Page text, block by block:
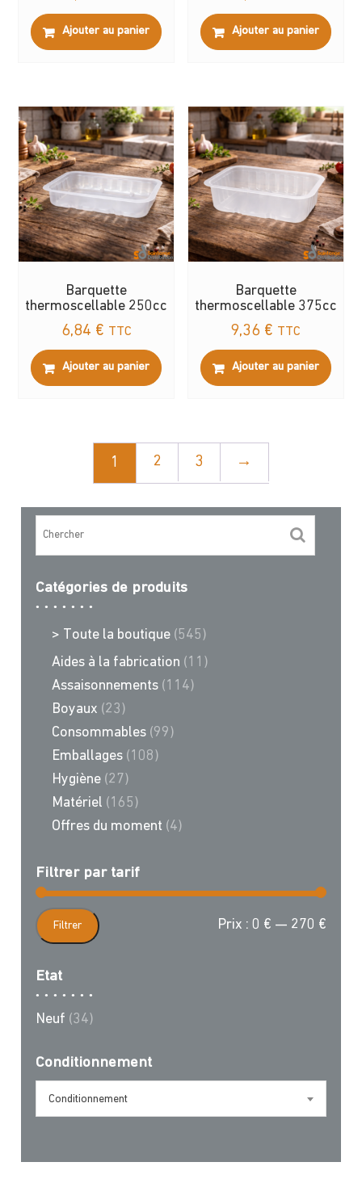
Ajouter au panier Ajouter au panier
Barquette
thermoscellable 250cc
6,84 € TTC
Ajouter au panier
Barquette
thermoscellable 375cc
9,36 € TTC
Ajouter au panier
1 2 3 →
Catégories de produits
> Toute la boutique (545)
Aides à la fabrication (11)
Assaisonnements (114)
Boyaux (23)
Consommables (99)
Emballages (108)
Hygiène (27)
Matériel (165)
Offres du moment (4)
Filtrer par tarif
Filtrer Prix :0 € — 270 €
Etat
Neuf (34)
Conditionnement
Conditionnement